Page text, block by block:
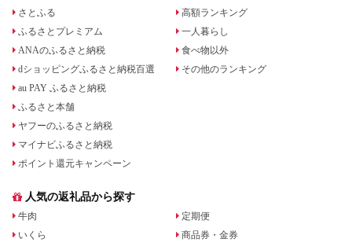
さとふる
ふるさとプレミアム
ANAのふるさと納税
dショッピングふるさと納税百選
au PAY ふるさと納税
ふるさと本舗
ヤフーのふるさと納税
マイナビふるさと納税
ポイント還元キャンペーン
高額ランキング
一人暮らし
食べ物以外
その他のランキング
人気の返礼品から探す
牛肉
いくら
定期便
商品券・金券